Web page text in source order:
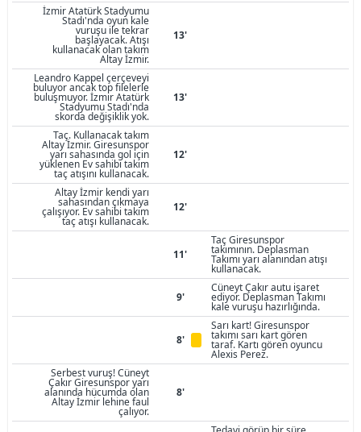
İzmir Atatürk Stadyumu
Stadı'nda oyun kale
vuruşu ile tekrar
başlayacak. Atışı
kullanacak olan takım
Altay İzmir.
13'
Leandro Kappel çerçeveyi
buluyor ancak top filelerle
buluşmuyor. İzmir Atatürk
Stadyumu Stadı'nda
skorda değişiklik yok.
13'
Taç. Kullanacak takım
Altay İzmir. Giresunspor
yarı sahasında gol için
yüklenen Ev sahibi takım
taç atışını kullanacak.
12'
Altay İzmir kendi yarı
sahasından çıkmaya
çalışıyor. Ev sahibi takım
taç atışı kullanacak.
12'
11'
Taç Giresunspor
takımının. Deplasman
Takımı yarı alanından atışı
kullanacak.
9'
Cüneyt Çakır autu işaret
ediyor. Deplasman Takımı
kale vuruşu hazırlığında.
8'
Sarı kart! Giresunspor
takımı sarı kart gören
taraf. Kartı gören oyuncu
Alexis Perez.
Serbest vuruş! Cüneyt
Çakır Giresunspor yarı
alanında hücumda olan
Altay İzmir lehine faul
çalıyor.
8'